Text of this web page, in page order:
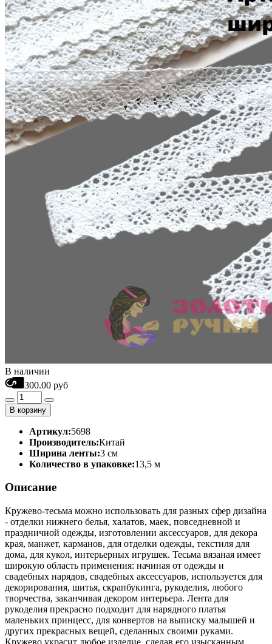
В наличии
300.00 руб
В корзину
Артикул:5698
Производитель:Китай
Ширина ленты:3 см
Количество в упаковке:13,5 м
Описание
Кружево-тесьма можно использовать для разных сфер дизайна
- отделки нижнего белья, халатов, маек, повседневной и
праздничной одежды, изготовлении аксессуаров, для декора
края, манжет, карманов, для отделки одежды, текстиля для
дома, для кукол, интерьерных игрушек. Тесьма вязаная имеет
широкую область применения: начиная от одежды и
свадебных нарядов, свадебных аксессуаров, используется для
декорирования, шитья, скрапбукинга, рукоделия, любого
творчества, заканчивая декором интерьера. Лента для
рукоделия прекрасно подходит для нарядного платья
маленьких принцесс, для конвертов на выписку малышей и
других прекрасных вещей, сделанных своими руками.